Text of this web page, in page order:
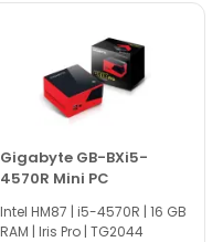
Gigabyte GB-BXi5-
4570R Mini PC
Intel HM87 | i5-4570R | 16 GB
RAM | Iris Pro | TG2044